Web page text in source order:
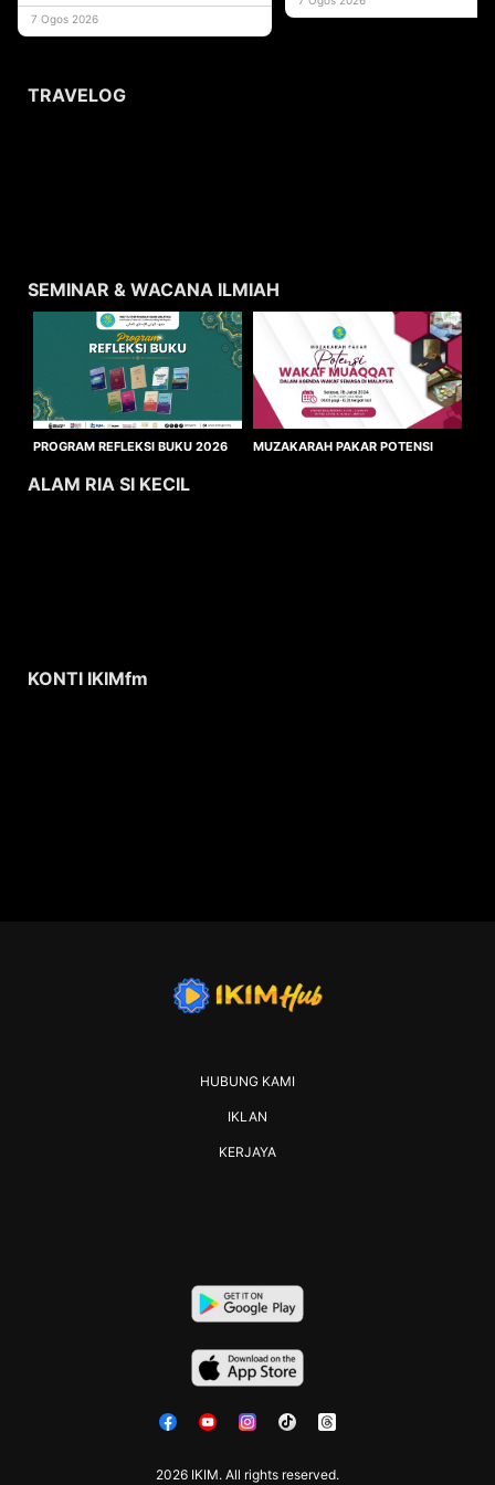
usaha
7 Ogos 2026
TRAVELOG
SEMINAR & WACANA ILMIAH
PROGRAM REFLEKSI BUKU 2026
MUZAKARAH PAKAR POTENSI
ALAM RIA SI KECIL
KONTI IKIMfm
2026 IKIM. All rights reserved.
HUBUNG KAMI
IKLAN
KERJAYA